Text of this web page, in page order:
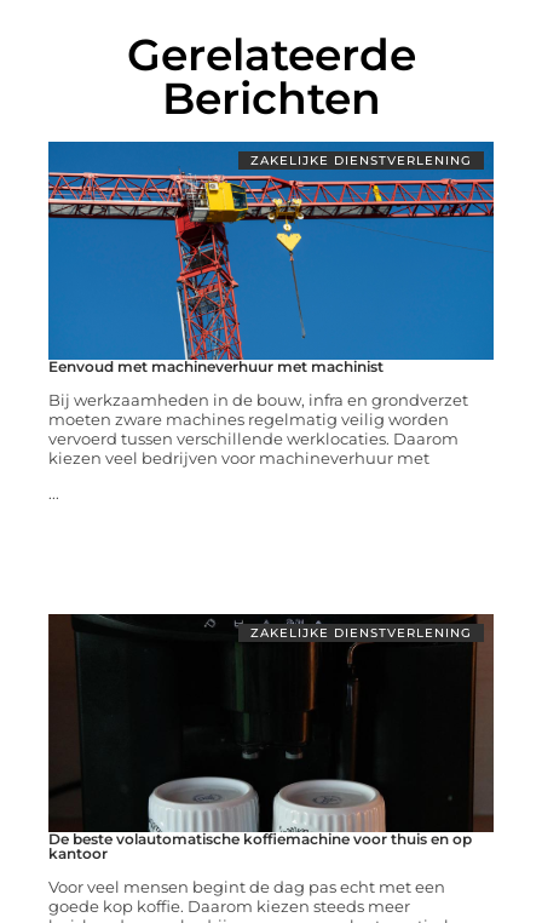
Gerelateerde
Berichten
ZAKELIJKE DIENSTVERLENING
Eenvoud met machineverhuur met machinist
Bij werkzaamheden in de bouw, infra en grondverzet
moeten zware machines regelmatig veilig worden
vervoerd tussen verschillende werklocaties. Daarom
kiezen veel bedrijven voor machineverhuur met
...
ZAKELIJKE DIENSTVERLENING
De beste volautomatische koffiemachine voor thuis en op
kantoor
Voor veel mensen begint de dag pas echt met een
goede kop koffie. Daarom kiezen steeds meer